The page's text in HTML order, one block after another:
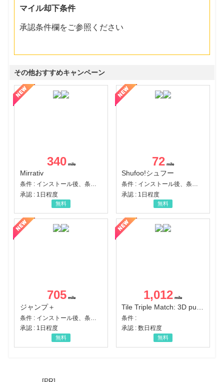
マイル却下条件
承認条件欄をご参照ください
その他おすすめキャンペーン
340
Mirrativ
条件 : インストール後、条件達成
承認 : 1日程度
無料
72
Shufoo!シュフー
条件 : インストール後、条件達成
承認 : 1日程度
無料
705
ジャンプ＋
承認 : 1日程度
無料
1,012
条件 :
承認 : 数日程度
無料